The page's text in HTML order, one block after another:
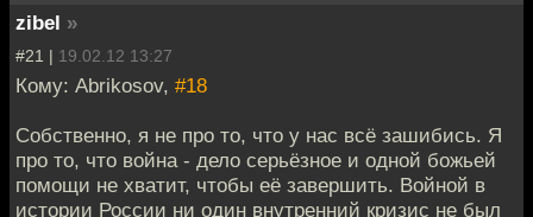
zibel »
#21 | 19.02.12 13:27
Кому: Abrikosov, #18
Собственно, я не про то, что у нас всё зашибись. Я
про то, что война - дело серьёзное и одной божьей
помощи не хватит, чтобы её завершить. Войной в
истории России ни один внутренний кризис не был